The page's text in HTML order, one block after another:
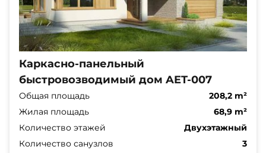
Каркасно-панельный
быстровозводимый дом AET-007
Общая площадь
208,2 m²
Жилая площадь
68,9 m²
Количество этажей
Двухэтажный
Количество санузлов
3